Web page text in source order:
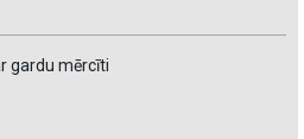
gardu mērcīti